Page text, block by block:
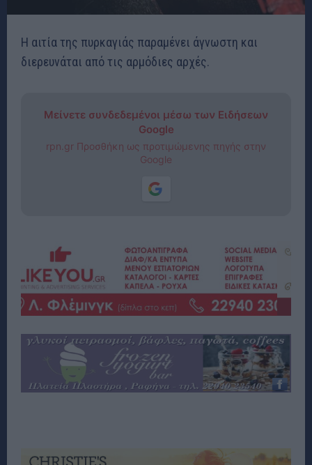
Η αιτία της πυρκαγιάς παραμένει άγνωστη και
διερευνάται από τις αρμόδιες αρχές.
Μείνετε συνδεδεμένοι μέσω των Ειδήσεων
Google
rpn.gr Προσθήκη ως προτιμώμενης πηγής στην
Google